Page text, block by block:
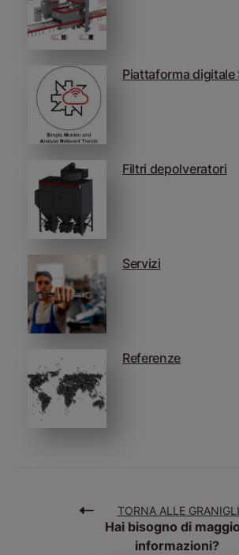
Piattaforma digitale
Filtri depolveratori
Servizi
Referenze
TORNA ALLE
Hai bisogno di
informazioni?